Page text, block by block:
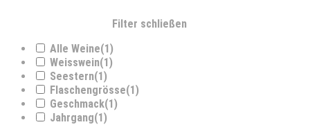
Filter schließen
Alle Weine(1)
Weisswein(1)
Seestern(1)
Flaschengrösse(1)
Geschmack(1)
Jahrgang(1)